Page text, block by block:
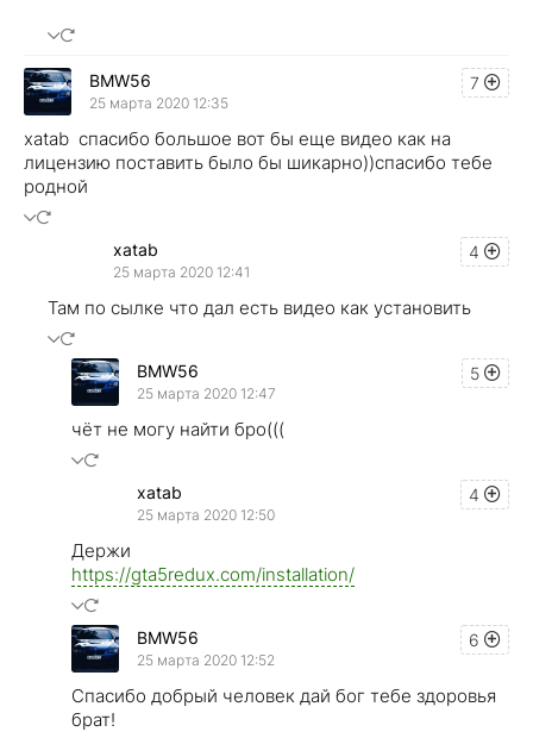
7
BMW56
25 марта 2020 12:35
xatab спасибо большое вот бы еще видео как на
лицензию поставить было бы шикарно))спасибо тебе
родной
4
xatab
25 марта 2020 12:41
Там по сылке что дал есть видео как установить
5
BMW56
25 марта 2020 12:47
чёт не могу найти бро(((
4
xatab
25 марта 2020 12:50
Держи
https://gta5redux.com/installation/
6
BMW56
25 марта 2020 12:52
Спасибо добрый человек дай бог тебе здоровья
брат!